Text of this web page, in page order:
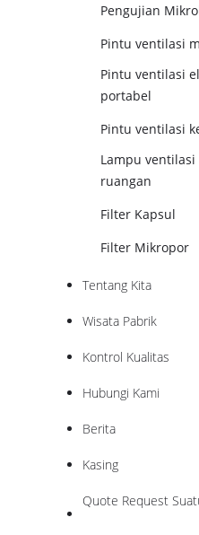
Pengujian
Pintu ventilasi
Pintu ventilasi
portabel
Pintu ventilasi
Lampu
ruangan
Filter Kapsul
Filter Mikropor
Tentang Kita
Wisata Pabrik
Kontrol Kualitas
Hubungi Kami
Berita
Kasing
Quote Request